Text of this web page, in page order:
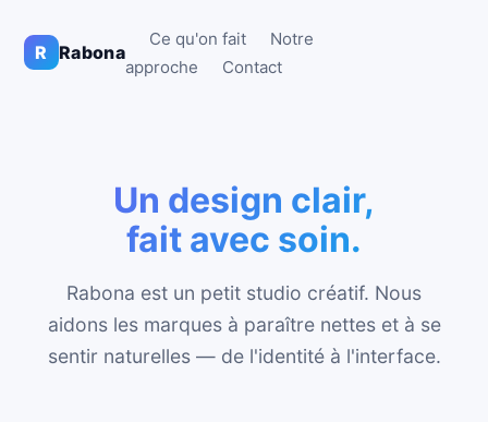
R Rabona
Ce qu'on fait
Notre
approche
Contact
Un design clair,
fait avec soin.
Rabona est un petit studio créatif. Nous
aidons les marques à paraître nettes et à se
sentir naturelles — de l'identité à l'interface.